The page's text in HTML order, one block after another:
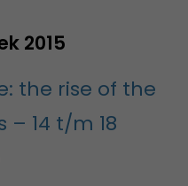
2015
the rise of the
14 t/m 18